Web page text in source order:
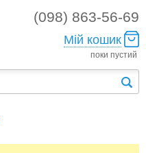
(098) 863-56-69
Мій кошик
поки пустий